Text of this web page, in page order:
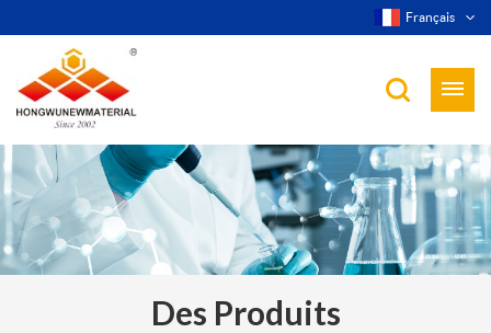
Français
Des Produits